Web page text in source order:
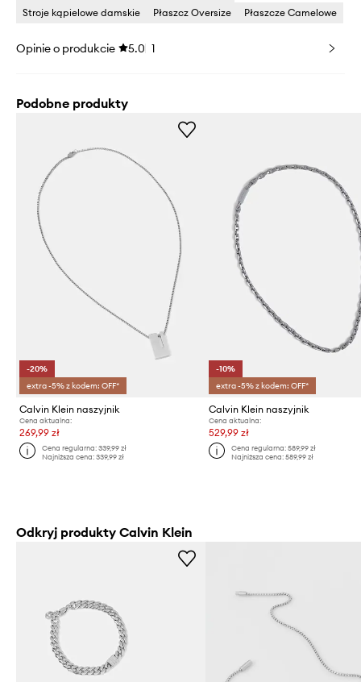
Stroje kąpielowe damskie Płaszcz Oversize Płaszcze Camelowe
Opinie o produkcie 5.0 1
Podobne produkty
-20%
extra -5% z kodem: OFF*
Calvin Klein naszyjnik
Cena aktualna:
269,99 zł
Cena regularna:339,99 zł
Najniższa cena:339,99 zł
-10%
extra -5% z kodem: OFF*
Calvin Klein naszyjnik
Cena aktualna:
529,99 zł
Cena regularna: 589,99 zł
Najniższa cena: 589,99 zł
Odkryj produkty Calvin Klein